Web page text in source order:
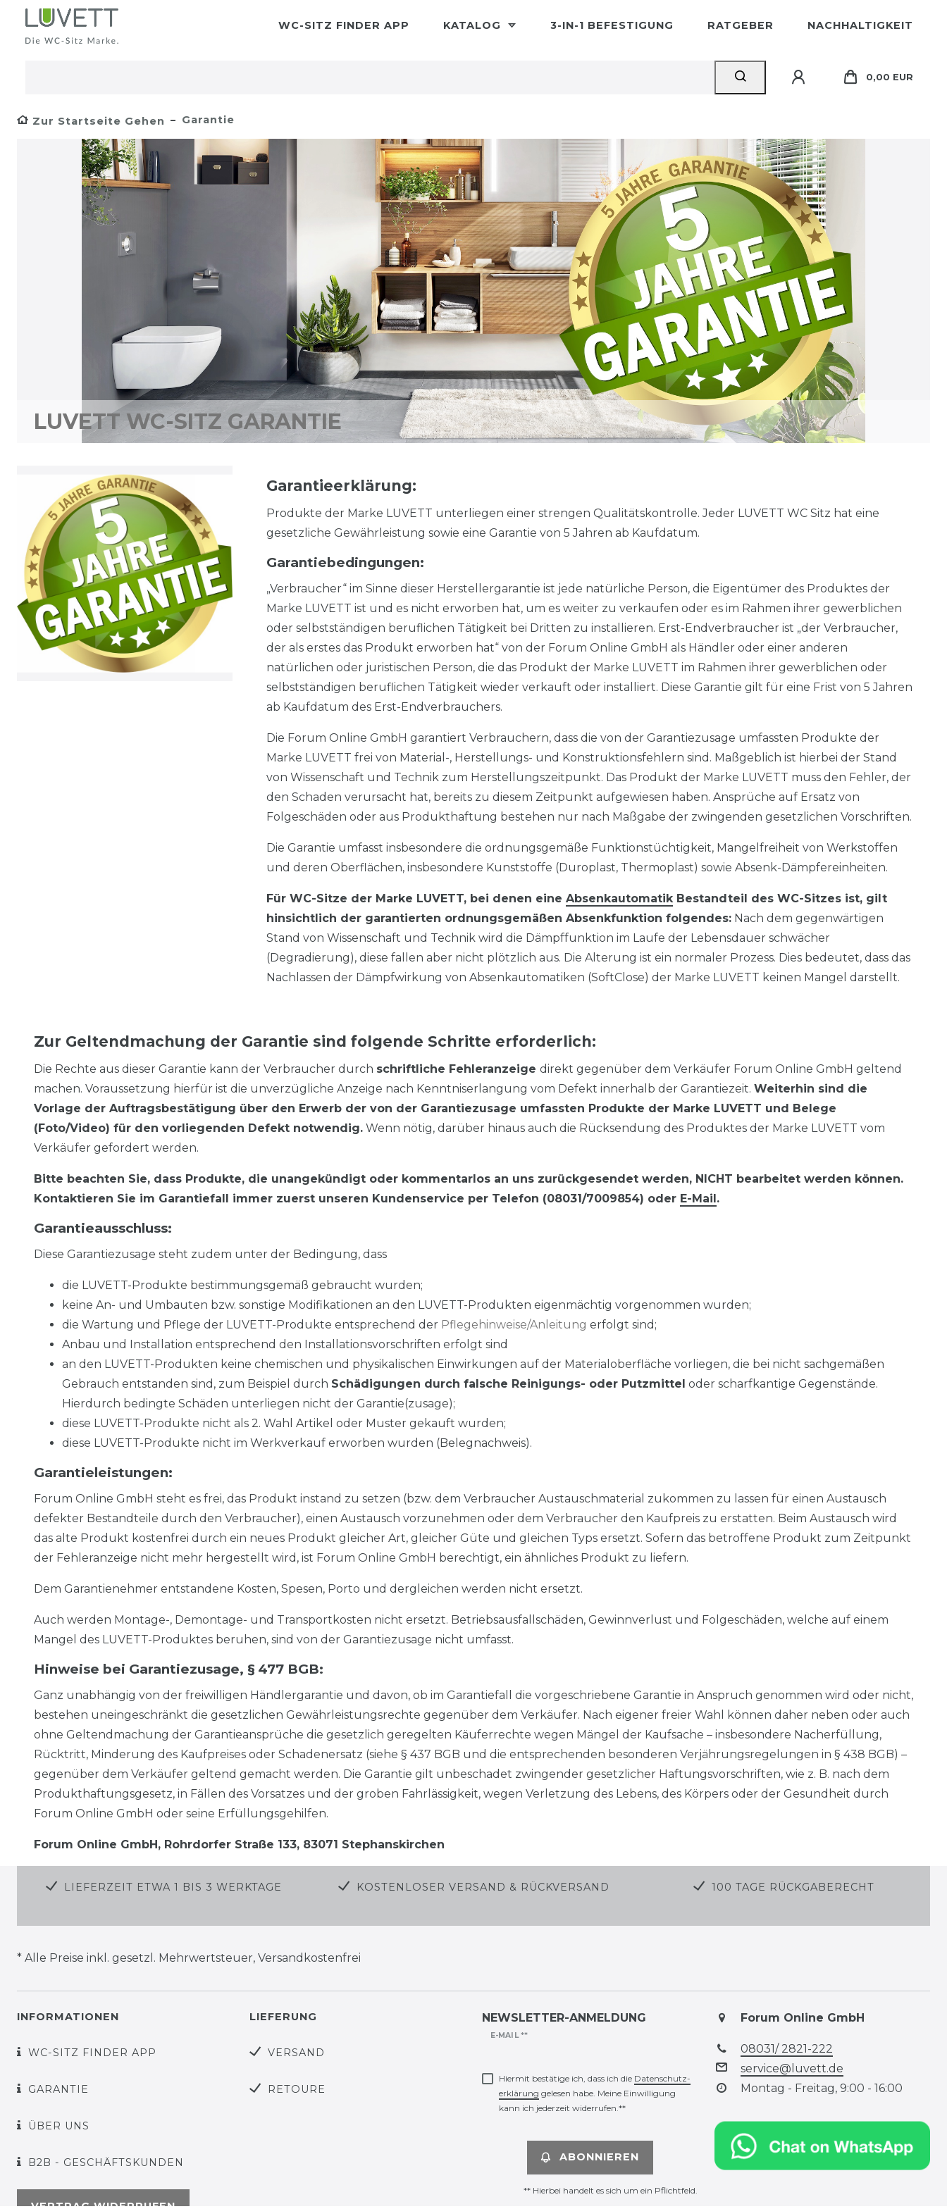
WC-SITZ FINDER APP KATALOG 3-IN-1 BEFESTIGUNG RATGEBER NACHHALTIGKEIT
0,00 EUR
Zur Startseite Gehen Garantie
LUVETT WC-SITZ GARANTIE
Garantieerklärung:
Produkte der Marke LUVETT unterliegen einer strengen Qualitätskontrolle. Jeder LUVETT WC Sitz hat eine
gesetzliche Gewährleistung sowie eine Garantie von 5 Jahren ab Kaufdatum.
Garantiebedingungen:
„Verbraucher“ im Sinne dieser Herstellergarantie ist jede natürliche Person, die Eigentümer des Produktes der
Marke LUVETT ist und es nicht erworben hat, um es weiter zu verkaufen oder es im Rahmen ihrer gewerblichen
oder selbstständigen beruflichen Tätigkeit bei Dritten zu installieren. Erst-Endverbraucher ist „der Verbraucher,
der als erstes das Produkt erworben hat“ von der Forum Online GmbH als Händler oder einer anderen
natürlichen oder juristischen Person, die das Produkt der Marke LUVETT im Rahmen ihrer gewerblichen oder
selbstständigen beruflichen Tätigkeit wieder verkauft oder installiert. Diese Garantie gilt für eine Frist von 5 Jahren
ab Kaufdatum des Erst-Endverbrauchers.
Die Forum Online GmbH garantiert Verbrauchern, dass die von der Garantiezusage umfassten Produkte der
Marke LUVETT frei von Material-, Herstellungs- und Konstruktionsfehlern sind. Maßgeblich ist hierbei der Stand
von Wissenschaft und Technik zum Herstellungszeitpunkt. Das Produkt der Marke LUVETT muss den Fehler, der
den Schaden verursacht hat, bereits zu diesem Zeitpunkt aufgewiesen haben. Ansprüche auf Ersatz von
Folgeschäden oder aus Produkthaftung bestehen nur nach Maßgabe der zwingenden gesetzlichen Vorschriften.
Die Garantie umfasst insbesondere die ordnungsgemäße Funktionstüchtigkeit, Mangelfreiheit von Werkstoffen
und deren Oberflächen, insbesondere Kunststoffe (Duroplast, Thermoplast) sowie Absenk-Dämpfereinheiten.
Für WC-Sitze der Marke LUVETT, bei denen eine AbsenkautomatikBestandteil des WC-Sitzes ist, gilt
hinsichtlich der garantierten ordnungsgemäßen Absenkfunktion folgendes: Nach dem gegenwärtigen
Stand von Wissenschaft und Technik wird die Dämpffunktion im Laufe der Lebensdauer schwächer
(Degradierung), diese fallen aber nicht plötzlich aus. Die Alterung ist ein normaler Prozess. Dies bedeutet, dass das
Nachlassen der Dämpfwirkung von Absenkautomatiken (SoftClose) der Marke LUVETT keinen Mangel darstellt.
Zur Geltendmachung der Garantie sind folgende Schritte erforderlich:
Die Rechte aus dieser Garantie kann der Verbraucher durch schriftliche Fehleranzeige direkt gegenüber dem Verkäufer Forum Online GmbH geltend
machen. Voraussetzung hierfür ist die unverzügliche Anzeige nach Kenntniserlangung vom Defekt innerhalb der Garantiezeit. Weiterhin sind die
Vorlage der Auftragsbestätigung über den Erwerb der von der Garantiezusage umfassten Produkte der Marke LUVETT und Belege
(Foto/Video) für den vorliegenden Defekt notwendig. Wenn nötig, darüber hinaus auch die Rücksendung des Produktes der Marke LUVETT vom
Verkäufer gefordert werden.
Bitte beachten Sie, dass Produkte, die unangekündigt oder kommentarlos an uns zurückgesendet werden, NICHT bearbeitet werden können.
Kontaktieren Sie im Garantiefall immer zuerst unseren Kundenservice per Telefon (08031/7009854) oder E-Mail.
Garantieausschluss:
Diese Garantiezusage steht zudem unter der Bedingung, dass
die LUVETT-Produkte bestimmungsgemäß gebraucht wurden;
keine An- und Umbauten bzw. sonstige Modifikationen an den LUVETT-Produkten eigenmächtig vorgenommen wurden;
die Wartung und Pflege der LUVETT-Produkte entsprechend der Pflegehinweise/Anleitung erfolgt sind;
Anbau und Installation entsprechend den Installationsvorschriften erfolgt sind
an den LUVETT-Produkten keine chemischen und physikalischen Einwirkungen auf der Materialoberfläche vorliegen, die bei nicht sachgemäßen
Gebrauch entstanden sind, zum Beispiel durch Schädigungen durch falsche Reinigungs- oder Putzmittel oder scharfkantige Gegenstände.
Hierdurch bedingte Schäden unterliegen nicht der Garantie(zusage);
diese LUVETT-Produkte nicht als 2. Wahl Artikel oder Muster gekauft wurden;
diese LUVETT-Produkte nicht im Werkverkauf erworben wurden (Belegnachweis).
Garantieleistungen:
Forum Online GmbH steht es frei, das Produkt instand zu setzen (bzw. dem Verbraucher Austauschmaterial zukommen zu lassen für einen Austausch
defekter Bestandteile durch den Verbraucher), einen Austausch vorzunehmen oder dem Verbraucher den Kaufpreis zu erstatten. Beim Austausch wird
das alte Produkt kostenfrei durch ein neues Produkt gleicher Art, gleicher Güte und gleichen Typs ersetzt. Sofern das betroffene Produkt zum Zeitpunkt
der Fehleranzeige nicht mehr hergestellt wird, ist Forum Online GmbH berechtigt, ein ähnliches Produkt zu liefern.
Dem Garantienehmer entstandene Kosten, Spesen, Porto und dergleichen werden nicht ersetzt.
Auch werden Montage-, Demontage- und Transportkosten nicht ersetzt. Betriebsausfallschäden, Gewinnverlust und Folgeschäden, welche auf einem
Mangel des LUVETT-Produktes beruhen, sind von der Garantiezusage nicht umfasst.
Hinweise bei Garantiezusage, § 477 BGB:
Ganz unabhängig von der freiwilligen Händlergarantie und davon, ob im Garantiefall die vorgeschriebene Garantie in Anspruch genommen wird oder nicht,
bestehen uneingeschränkt die gesetzlichen Gewährleistungsrechte gegenüber dem Verkäufer. Nach eigener freier Wahl können daher neben oder auch
ohne Geltendmachung der Garantieansprüche die gesetzlich geregelten Käuferrechte wegen Mängel der Kaufsache – insbesondere Nacherfüllung,
Rücktritt, Minderung des Kaufpreises oder Schadenersatz (siehe § 437 BGB und die entsprechenden besonderen Verjährungsregelungen in § 438 BGB) –
gegenüber dem Verkäufer geltend gemacht werden. Die Garantie gilt unbeschadet zwingender gesetzlicher Haftungsvorschriften, wie z. B. nach dem
Produkthaftungsgesetz, in Fällen des Vorsatzes und der groben Fahrlässigkeit, wegen Verletzung des Lebens, des Körpers oder der Gesundheit durch
Forum Online GmbH oder seine Erfüllungsgehilfen.
Forum Online GmbH, Rohrdorfer Straße 133, 83071 Stephanskirchen
LIEFERZEIT ETWA 1 BIS 3 WERKTAGE KOSTENLOSER VERSAND & RÜCKVERSAND 100 TAGE RÜCKGABERECHT
* Alle Preise inkl. gesetzl. Mehrwertsteuer, Versandkostenfrei
INFORMATIONEN
WC-SITZ FINDER APP
GARANTIE
ÜBER UNS
B2B - GESCHÄFTSKUNDEN
VERTRAG WIDERRUFEN
LIEFERUNG
VERSAND
RETOURE
NEWSLETTER-ANMELDUNG
E-MAIL **
Newsletter
Hiermit bestätige ich, dass ich die Daten­schutz­
erklärung gelesen habe. Meine Einwilligung
kann ich jederzeit widerrufen.**
ABONNIEREN
** Hierbei handelt es sich um ein Pflichtfeld.
Forum Online GmbH
08031/ 2821-222
service@luvett.de
Montag - Freitag, 9:00 - 16:00